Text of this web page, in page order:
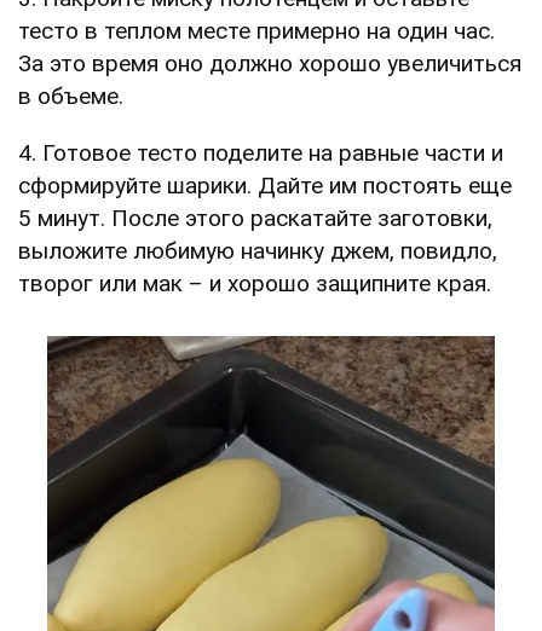
тесто в теплом месте примерно на один час.
За это время оно должно хорошо увеличиться
в объеме.
4. Готовое тесто поделите на равные части и
сформируйте шарики. Дайте им постоять еще
5 минут. После этого раскатайте заготовки,
выложите любимую начинку джем, повидло,
творог или мак – и хорошо защипните края.